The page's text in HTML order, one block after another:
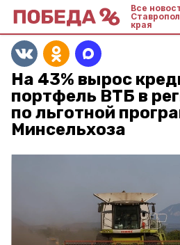
Все
края
На 43% вырос
портфель ВТБ в
по льготной
Минсельхоза